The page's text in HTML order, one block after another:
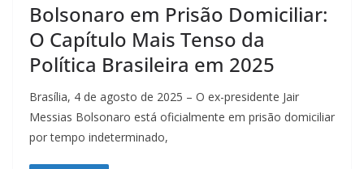
Bolsonaro em Prisão Domiciliar:
O Capítulo Mais Tenso da
Política Brasileira em 2025
Brasília, 4 de agosto de 2025 – O ex-presidente Jair
Messias Bolsonaro está oficialmente em prisão domiciliar
por tempo indeterminado,